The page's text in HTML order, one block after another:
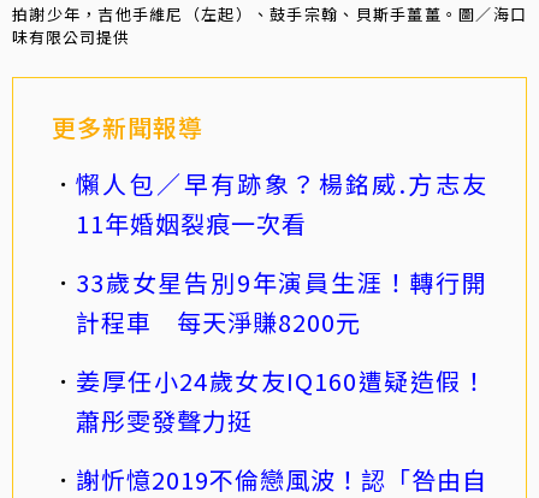
拍謝少年，吉他手維尼（左起）、鼓手宗翰、貝斯手薑薑。圖／海口
味有限公司提供
更多新聞報導
懶人包／早有跡象？楊銘威.方志友
11年婚姻裂痕一次看
33歲女星告別9年演員生涯！轉行開
計程車 每天淨賺8200元
姜厚任小24歲女友IQ160遭疑造假！
蕭彤雯發聲力挺
謝忻憶2019不倫戀風波！認「咎由自